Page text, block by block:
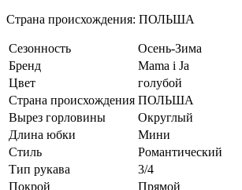
Страна происхождения: ПОЛЬША
Сезонность
Осень-Зима
Бренд
Mama i Ja
Цвет
голубой
Страна происхождения ПОЛЬША
Вырез горловины
Округлый
Длина юбки
Мини
Стиль
Романтический
Тип рукава
3/4
Покрой
Прямой